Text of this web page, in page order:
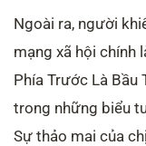
Ngoài ra, người
mạng xã hội chính
Phía Trước Là Bầu
trong những biểu
Sự thảo mai của